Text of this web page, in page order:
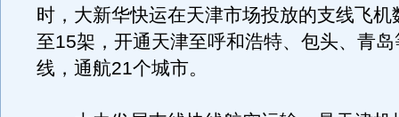
时，大新华快运在天津市场投放的支线飞机
至15架，开通天津至呼和浩特、包头、青
线，通航21个城市。